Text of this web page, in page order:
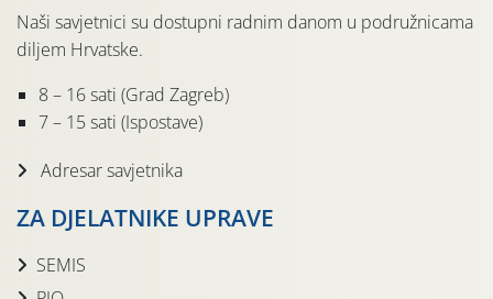
Naši savjetnici su dostupni radnim danom u podružnicama
diljem Hrvatske.
8 – 16 sati (Grad Zagreb)
7 – 15 sati (Ispostave)
Adresar savjetnika
ZA DJELATNIKE UPRAVE
SEMIS